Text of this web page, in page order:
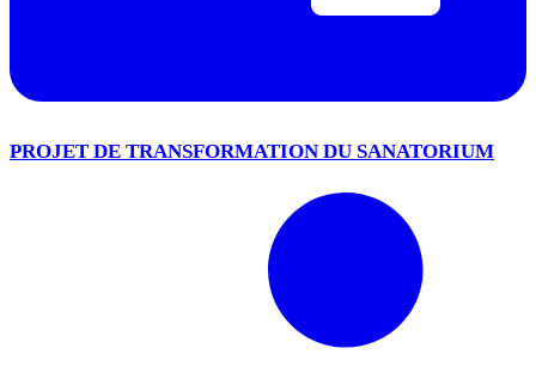
PROJET DE TRANSFORMATION DU SANATORIUM